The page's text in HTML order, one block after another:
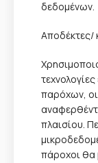
δεδομένων.
Αποδέκτες/
παρόχων,
πλαισίου.
πάροχοι θα